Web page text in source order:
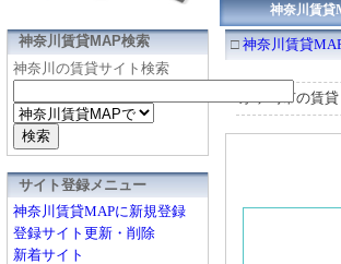
神奈川賃貸
□ 神奈川賃貸
茅ヶ崎市の賃
神奈川賃貸MAP検索
神奈川の賃貸サイト検索
サイト登録メニュー
神奈川賃貸MAPに新規登録
登録サイト更新・削除
新着サイト